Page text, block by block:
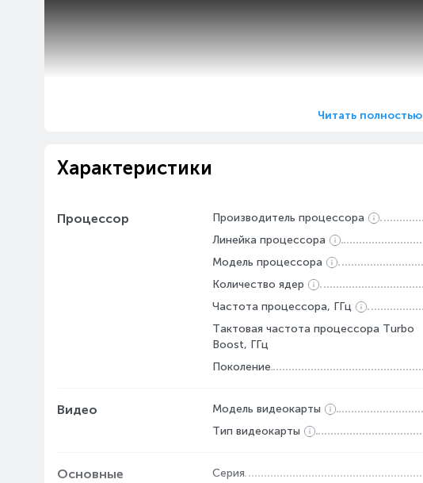
Читать полностью
Характеристики
Процессор Производитель процессора
Линейка процессора
Модель процессора
Количество ядер
Частота процессора, ГГц
Тактовая частота процессора Turbo
Boost, ГГц
Поколение
Видео Модель видеокарты
Тип видеокарты
Основные
Серия